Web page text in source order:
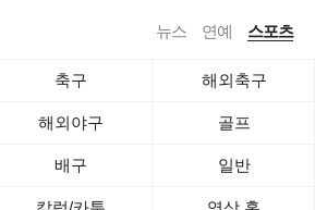
뉴스 연예 스포츠
축구 해외축구
해외야구 골프
배구 일반